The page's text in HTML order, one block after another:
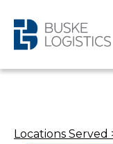
Locations Served